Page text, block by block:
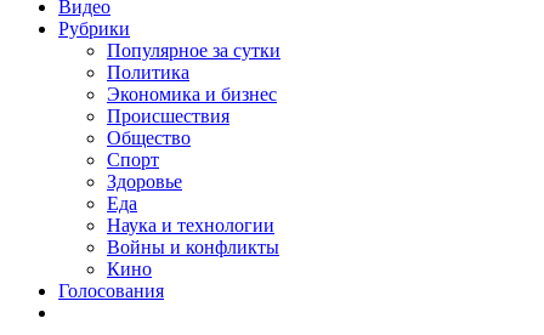
Видео
Рубрики
Популярное за сутки
Политика
Экономика и бизнес
Происшествия
Общество
Спорт
Здоровье
Еда
Наука и технологии
Войны и конфликты
Кино
Голосования